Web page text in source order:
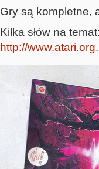
Gry są kompletne,
Kilka słów na
http://